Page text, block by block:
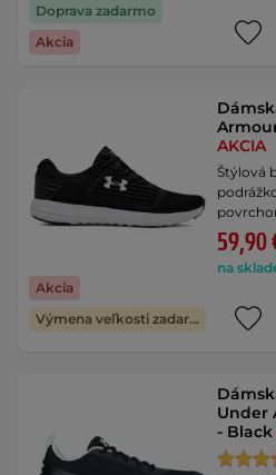
Doprava zadarmo
Akcia
Akcia
Výmena veľkosti zadarmo
AKCIA
Štýlová
59,90
na
Under
-